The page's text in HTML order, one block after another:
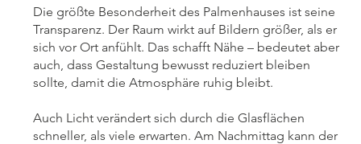
Die größte Besonderheit des Palmenhauses ist seine
Transparenz. Der Raum wirkt auf Bildern größer, als er
sich vor Ort anfühlt. Das schafft Nähe – bedeutet aber
auch, dass Gestaltung bewusst reduziert bleiben
sollte, damit die Atmosphäre ruhig bleibt.
Auch Licht verändert sich durch die Glasflächen
schneller, als viele erwarten. Am Nachmittag kann der